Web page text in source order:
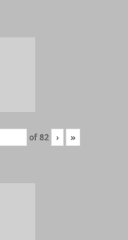
of82 › »